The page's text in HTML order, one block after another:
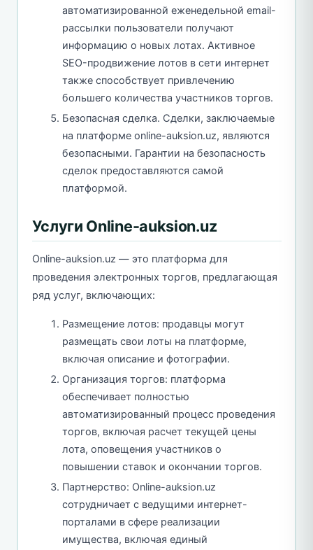
автоматизированной еженедельной email-
рассылки пользователи получают
информацию о новых лотах. Активное
SEO-продвижение лотов в сети интернет
также способствует привлечению
большего количества участников торгов.
Безопасная сделка. Сделки, заключаемые
на платформе online-auksion.uz, являются
безопасными. Гарантии на безопасность
сделок предоставляются самой
платформой.
Услуги Online-auksion.uz
Online-auksion.uz — это платформа для
проведения электронных торгов, предлагающая
ряд услуг, включающих:
Размещение лотов: продавцы могут
размещать свои лоты на платформе,
включая описание и фотографии.
Организация торгов: платформа
обеспечивает полностью
автоматизированный процесс проведения
торгов, включая расчет текущей цены
лота, оповещения участников о
повышении ставок и окончании торгов.
Партнерство: Online-auksion.uz
сотрудничает с ведущими интернет-
порталами в сфере реализации
имущества, включая единый